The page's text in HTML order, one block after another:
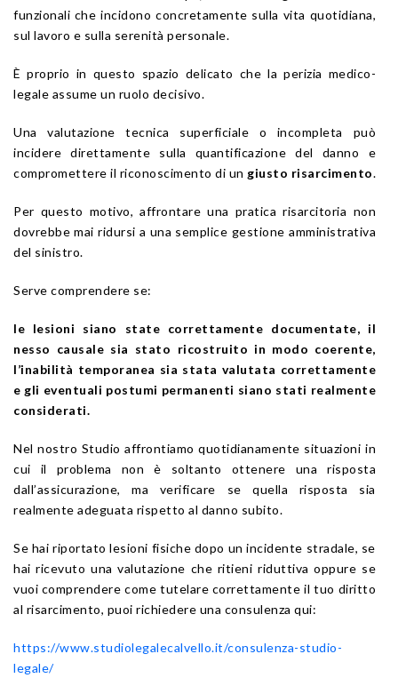
funzionali che incidono concretamente sulla vita quotidiana,
sul lavoro e sulla serenità personale.
È proprio in questo spazio delicato che la perizia medico-
legale assume un ruolo decisivo.
Una valutazione tecnica superficiale o incompleta può
incidere direttamente sulla quantificazione del danno e
compromettere il riconoscimento di un giusto risarcimento.
Per questo motivo, affrontare una pratica risarcitoria non
dovrebbe mai ridursi a una semplice gestione amministrativa
del sinistro.
Serve comprendere se:
le lesioni siano state correttamente documentate, il
nesso causale sia stato ricostruito in modo coerente,
l’inabilità temporanea sia stata valutata correttamente
e gli eventuali postumi permanenti siano stati realmente
considerati.
Nel nostro Studio affrontiamo quotidianamente situazioni in
cui il problema non è soltanto ottenere una risposta
dall’assicurazione, ma verificare se quella risposta sia
realmente adeguata rispetto al danno subito.
Se hai riportato lesioni fisiche dopo un incidente stradale, se
hai ricevuto una valutazione che ritieni riduttiva oppure se
vuoi comprendere come tutelare correttamente il tuo diritto
al risarcimento, puoi richiedere una consulenza qui:
https://www.studiolegalecalvello.it/consulenza-studio-
legale/